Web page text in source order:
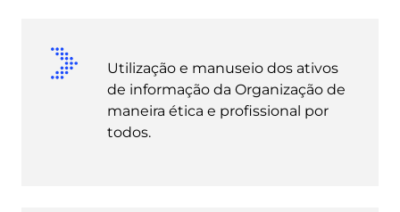
Utilização e manuseio dos ativos
de informação da Organização de
maneira ética e profissional por
todos.